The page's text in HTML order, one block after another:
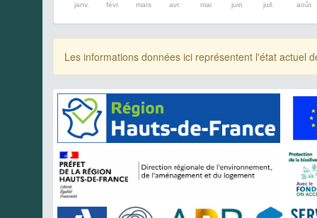
janv. févr. mars avr. mai juin juil. août
Les informations données ici représentent l'état actuel